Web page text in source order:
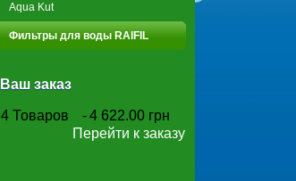
Aqua Kut
Фильтры для воды RAIFIL
Ваш заказ
4 Товаров -4 622.00 грн
Перейти к заказу